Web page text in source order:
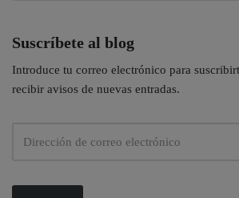
Suscríbete al blog
Introduce tu correo electrónico para
recibir avisos de nuevas entradas.